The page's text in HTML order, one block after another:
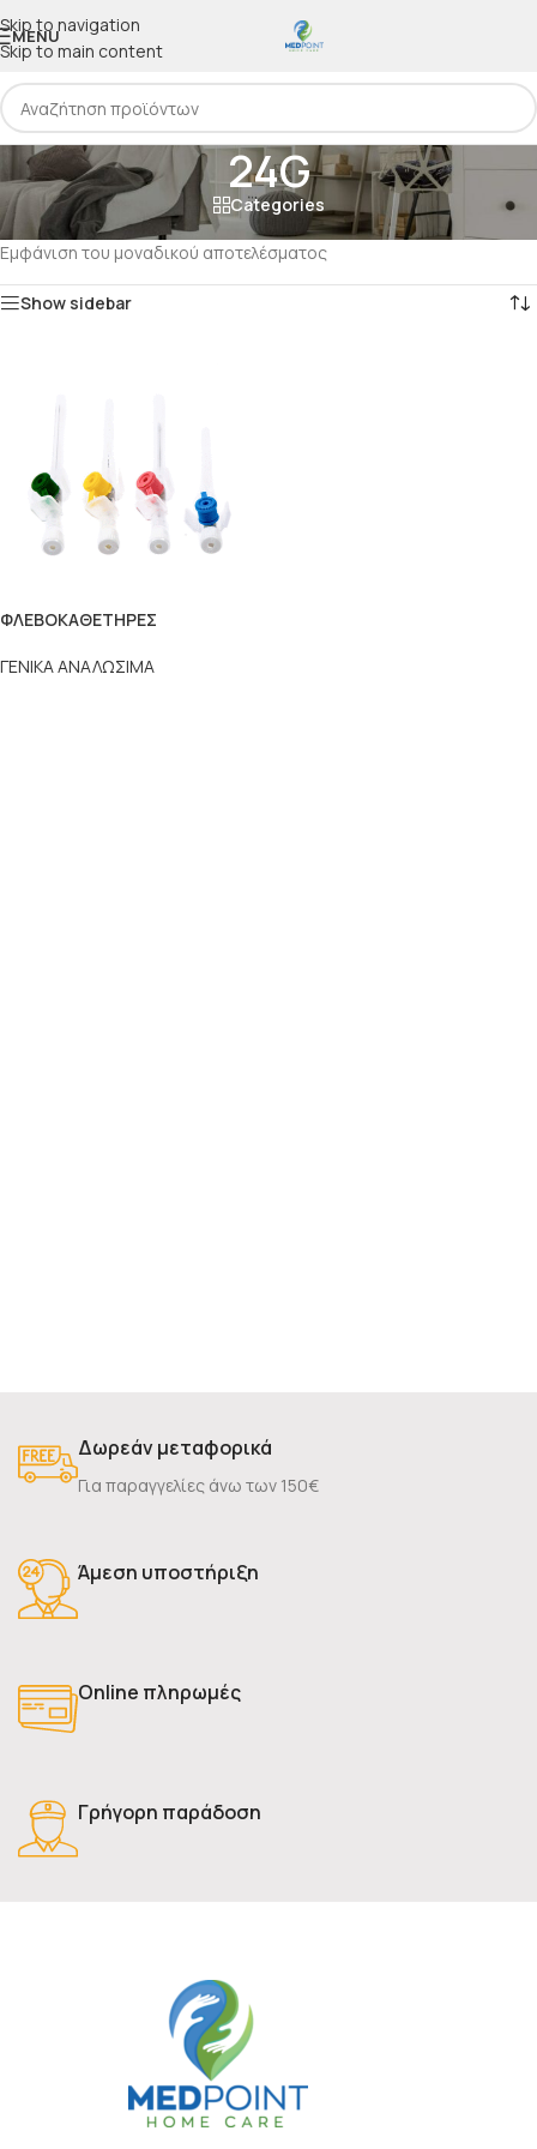
Skip to navigation
Skip to main content
MENU
24G
Categories
Αρχική
Προϊόν Μέγεθος/24G
Εμφάνιση του μοναδικού αποτελέσματος
Show sidebar
ΦΛΕΒΟΚΑΘΕΤΗΡΕΣ
ΓΕΝΙΚΑ ΑΝΑΛΩΣΙΜΑ
Δωρεάν μεταφορικά
Για παραγγελίες άνω των 150€
Άμεση υποστήριξη
Online πληρωμές
Γρήγορη παράδοση